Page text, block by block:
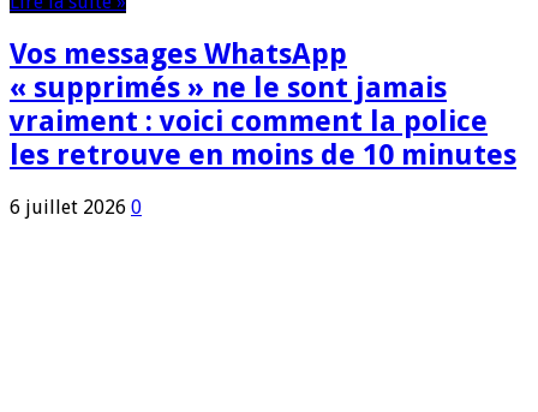
Vos messages WhatsApp
« supprimés » ne le sont jamais
vraiment : voici comment la police
les retrouve en moins de 10 minutes
6 juillet 2026 0